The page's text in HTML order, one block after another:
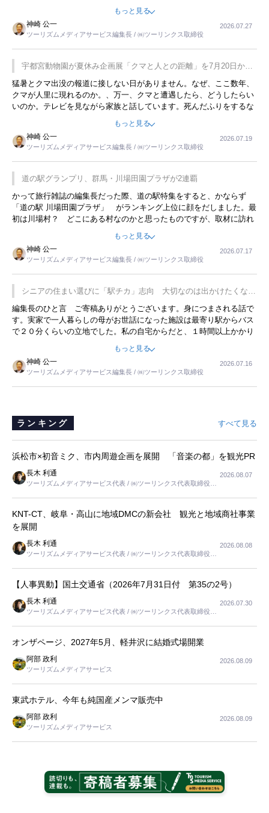
をした時は、移動はグレイハウンドバスでした。夕方から夜の便を利
用してホテル代を浮かせていました。ただし、若いからできたことで
す。若い人が夜行バスで京都に行った、青森に行ったと聞くと、疲れ
が残らないのかなと思ってしまいます。
もっと見る
神崎 公一
ツーリズムメディアサービス編集長 / ㈱ツーリンクス取締役
2026.07.27
宇都宮動物園が夏休み企画展「クマと人との距離」を7月20日から
開催
猛暑とクマ出没の報道に接しない日がありません。なぜ、ここ数年、
クマが人里に現れるのか。、万一、クマと遭遇したら、どうしたらい
いのか。テレビを見ながら家族と話しています。死んだふりをするな
んてことは、冗談でもいえません。そんな中で、この企画展はタイム
もっと見る
神崎 公一
ツーリズムメディアサービス編集長 / ㈱ツーリンクス取締役
2026.07.19
道の駅グランプリ、群馬・川場田園プラザが2連覇
かって旅行雑誌の編集長だった際、道の駅特集をすると、かならず
「道の駅 川場田園プラザ」 がランキング上位に顔をだしました。最
初は川場村？ どこにある村なのかと思ったものですが、取材に訪れ
永井 彰一社長にインタビューしたら、興味深い話が次々が飛び出しま
した。プレゼンも巧みで、今でも思い出すことが２つあります。一つ
は、従業員に東京ディズニーランドを見学させ、サービス業、接客業
の何かを理解してもらっていることです。 もう一つは1800円もする
プレミアムヨーグルトを販売するにあたり、社内に懸念もあったそう
です。永井社長は、駐車場に都内ナンバーの高級外車が停まっている
ことに目をつけ、高級商品でも売れると確信したそうです。今回の記
事を懐かしく読みました。
もっと見る
神崎 公一
ツーリズムメディアサービス編集長 / ㈱ツーリンクス取締役
2026.07.17
シニアの住まい選びに「駅チカ」志向 大切なのは出かけたくなる
暮らし
編集長のひと言 ご寄稿ありがとうございます。身につまされる話で
す。実家で一人暮らしの母がお世話になった施設は最寄り駅からバス
で２０分くらいの立地でした。私の自宅からだと、１時間以上かかり
ました。母の住まいから近いという理由で、その施設を選択したので
すが、私と妹にとっては、半日仕事ででした。シニアの住まい選び
は、当人だけではなく、世話をする家族の足の便も考えない外池ない
と思いました。
もっと見る
神崎 公一
ツーリズムメディアサービス編集長 / ㈱ツーリンクス取締役
2026.07.16
ランキング すべて見る
浜松市×初音ミク、市内周遊企画を展開 「音楽の都」を観光PR
長木 利通
ツーリズムメディアサービス代表 / ㈱ツーリンクス代表取締役社
2026.08.07
KNT-CT、岐阜・高山に地域DMCの新会社 観光と地域商社事業
を展開
長木 利通
ツーリズムメディアサービス代表 / ㈱ツーリンクス代表取締役社
2026.08.08
【人事異動】国土交通省（2026年7月31日付 第35の2号）
長木 利通
ツーリズムメディアサービス代表 / ㈱ツーリンクス代表取締役社
2026.07.30
オンザページ、2027年5月、軽井沢に結婚式場開業
阿部 政利
ツーリズムメディアサービス
2026.08.09
東武ホテル、今年も純国産メンマ販売中
阿部 政利
ツーリズムメディアサービス
2026.08.09